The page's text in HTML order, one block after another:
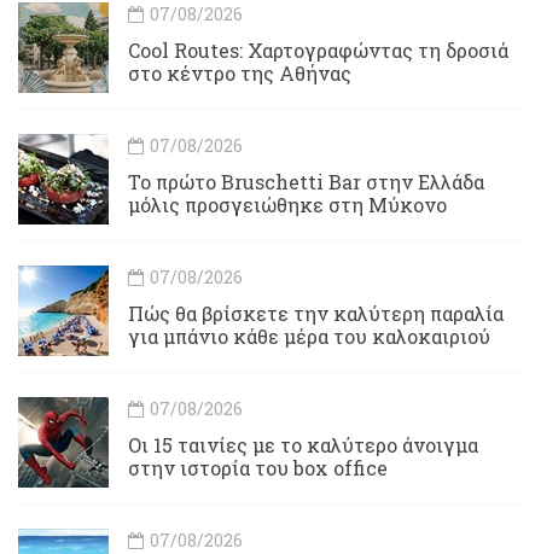
07/08/2026
Cool Routes: Χαρτογραφώντας τη δροσιά
στο κέντρο της Αθήνας
07/08/2026
Το πρώτο Bruschetti Bar στην Ελλάδα
μόλις προσγειώθηκε στη Μύκονο
07/08/2026
Πώς θα βρίσκετε την καλύτερη παραλία
για μπάνιο κάθε μέρα του καλοκαιριού
07/08/2026
Οι 15 ταινίες με το καλύτερο άνοιγμα
στην ιστορία του box office
07/08/2026